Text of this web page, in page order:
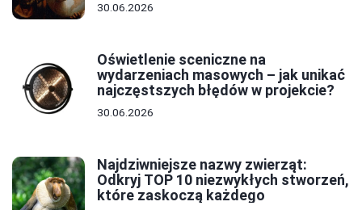
30.06.2026
Oświetlenie sceniczne na
wydarzeniach masowych – jak unikać
najczęstszych błędów w projekcie?
30.06.2026
Najdziwniejsze nazwy zwierząt:
Odkryj TOP 10 niezwykłych stworzeń,
które zaskoczą każdego